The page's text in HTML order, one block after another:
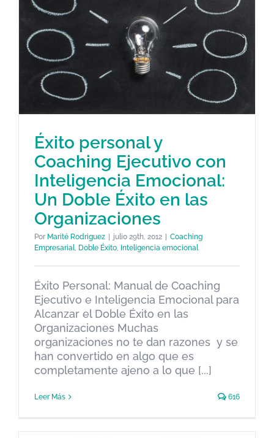
Éxito personal y Coaching
Ejecutivo con Inteligencia
Emocional: Un Doble Éxito en
las Organizaciones
Coaching Empresarial Doble Éxito Inteligencia emocional
Éxito personal y
Coaching Ejecutivo con
Inteligencia Emocional:
Un Doble Éxito en las
Organizaciones
Por Marité Rodriguez julio 29th, 2012
Coaching
Empresarial, Doble Éxito, Inteligencia emocional
Éxito Personal: Manual de Coaching
Ejecutivo e Inteligencia Emocional para
Alcanzar el Doble Éxito en las
Organizaciones Muchas
organizaciones no te dan razones y se
han convertido en algo que es
completamente ajeno a lo que [...]
Leer Más 616